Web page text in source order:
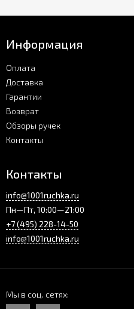
Информация
Оплата
Доставка
Гарантии
Возврат
Обзоры ручек
Контакты
Контакты
info@1001ruchka.ru
Пн—Пт, 10:00—21:00
+7 (495) 228-14-50
info@1001ruchka.ru
Мы в соц. сетях